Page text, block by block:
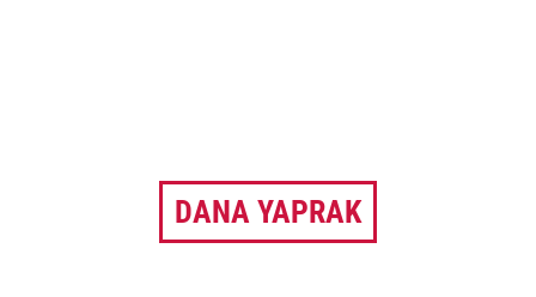
DANA YAPRAK